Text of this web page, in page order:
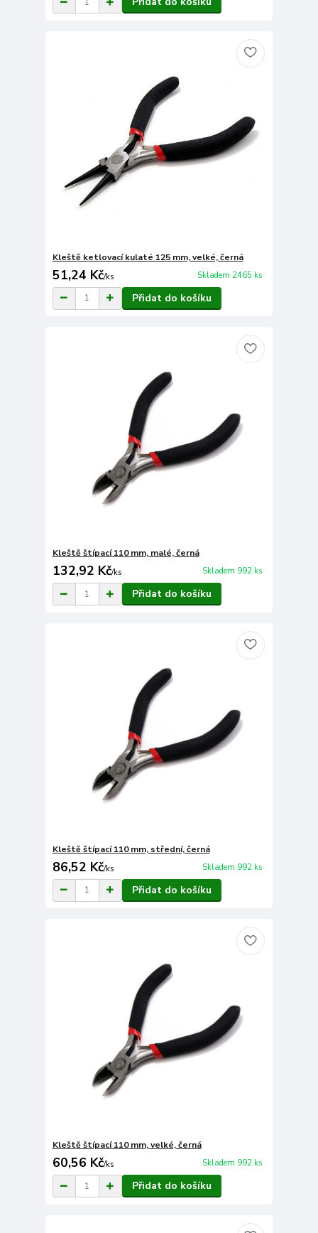
Kleště ketlovací kulaté 125 mm, velké, černá
51,24 Kč/ks Skladem 2465 ks
Přidat do košíku
Kleště štípací 110 mm, malé, černá
132,92 Kč/ks Skladem 992 ks
Přidat do košíku
Kleště štípací 110 mm, střední, černá
86,52 Kč/ks Skladem 992 ks
Přidat do košíku
Kleště štípací 110 mm, velké, černá
60,56 Kč/ks Skladem 992 ks
Přidat do košíku